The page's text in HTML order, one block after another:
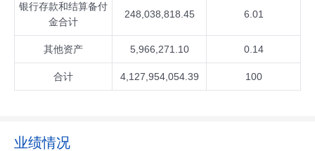
银行存款和结算备付
金合计
248,038,818.45 6.01
其他资产 5,966,271.10 0.14
合计 4,127,954,054.39 100
业绩情况